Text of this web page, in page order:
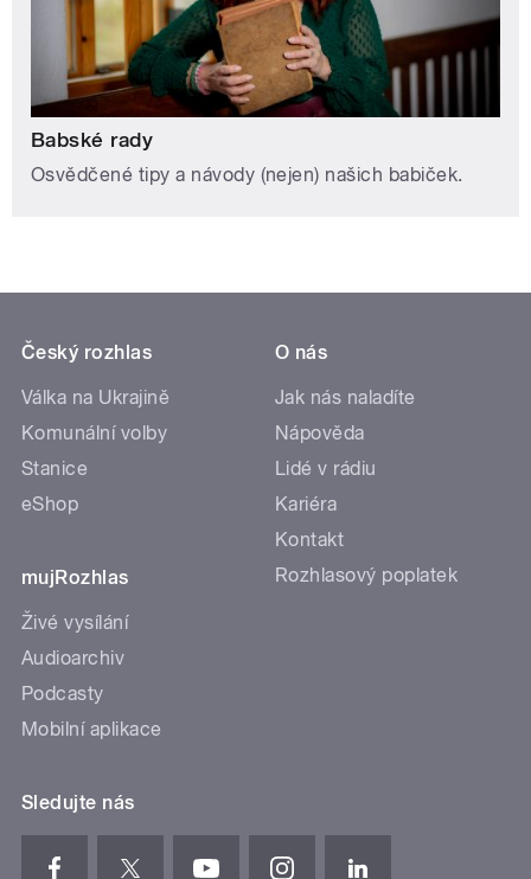
Babské rady
Osvědčené tipy a návody (nejen) našich babiček.
Český rozhlas
Válka na Ukrajině
Komunální volby
Stanice
eShop
mujRozhlas
Živé vysílání
Audioarchiv
Podcasty
Mobilní aplikace
O nás
Jak nás naladíte
Nápověda
Lidé v rádiu
Kariéra
Kontakt
Rozhlasový poplatek
Sledujte nás